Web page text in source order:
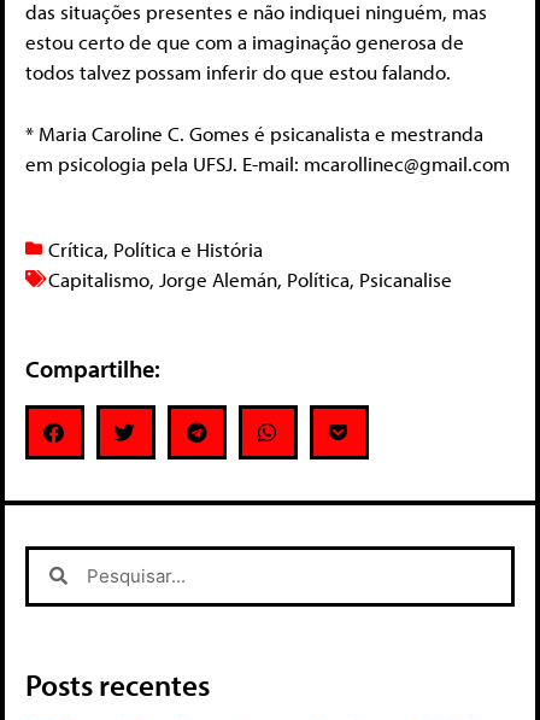
das situações presentes e não indiquei ninguém, mas
estou certo de que com a imaginação generosa de
todos talvez possam inferir do que estou falando.
* Maria Caroline C. Gomes é psicanalista e mestranda
em psicologia pela UFSJ. E-mail: mcarollinec@gmail.com
Crítica, Política e História
Capitalismo, Jorge Alemán, Política, Psicanalise
Compartilhe:
Posts recentes